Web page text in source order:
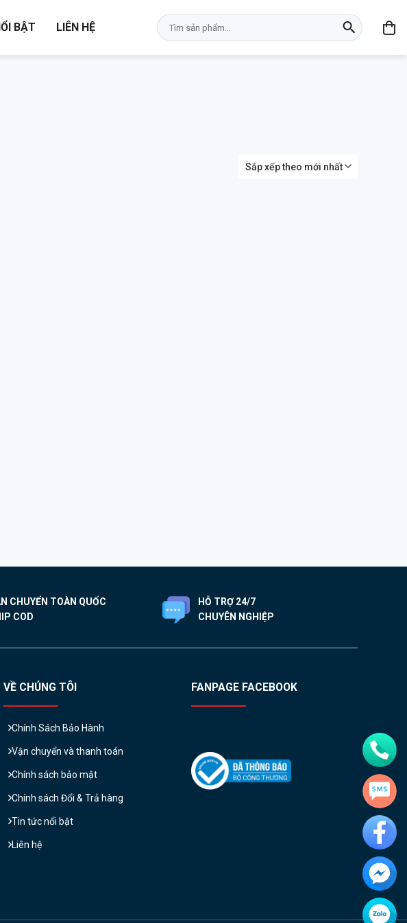
BẬT LIÊN HỆ
Tìm
kiếm:
CHUYỂN TOÀN QUỐC
COD
HỖ TRỢ 24/7
CHUYÊN NGHIỆP
VỀ CHÚNG TÔI
Chính Sách Bảo Hành
Vận chuyển và thanh toán
Chính sách bảo mật
Chính sách Đổi & Trả hàng
Tin tức nổi bật
Liên hệ
FANPAGE FACEBOOK